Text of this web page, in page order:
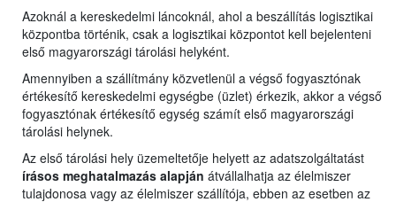
Azoknál a kereskedelmi láncoknál, ahol a beszállítás logisztikai
központba történik, csak a logisztikai központot kell bejelenteni
első magyarországi tárolási helyként.
Amennyiben a szállítmány közvetlenül a végső fogyasztónak
értékesítő kereskedelmi egységbe (üzlet) érkezik, akkor a végső
fogyasztónak értékesítő egység számít első magyarországi
tárolási helynek.
Az első tárolási hely üzemeltetője helyett az adatszolgáltatást
írásos meghatalmazás alapján átvállalhatja az élelmiszer
tulajdonosa vagy az élelmiszer szállítója, ebben az esetben az